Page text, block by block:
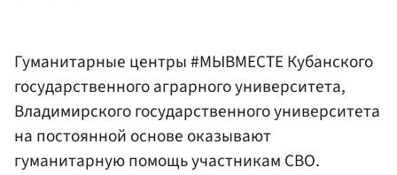
Гуманитарные центры #МЫВМЕСТЕ Кубанского
государственного аграрного университета,
Владимирского государственного университета
на постоянной основе оказывают
гуманитарную помощь участникам СВО.